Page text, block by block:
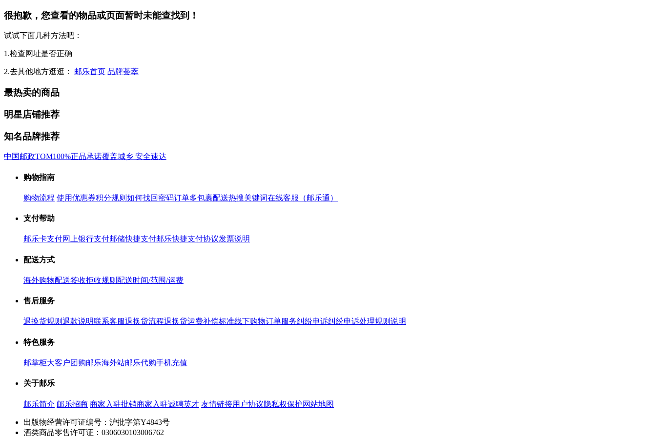
很抱歉，您查看的物品或页面暂时未能查找到！
试试下面几种方法吧：
1.检查网址是否正确
2.去其他地方逛逛： 邮乐首页 品牌荟萃
最热卖的商品
明星店铺推荐
知名品牌推荐
中国邮政TOM100%正品承诺覆盖城乡 安全速达
购物指南
购物流程 使用优惠券积分规则 如何找回密码订单多包裹配送热搜关键词在线客服（邮乐通）
支付帮助
邮乐卡支付网上银行支付邮储快捷支付邮乐快捷支付协议发票说明
配送方式
海外购物配送签收拒收规则 配送时间/范围/运费
售后服务
退换货规则 退款说明联系客服退换货流程退换货运费补偿标准线下购物订单服务纠纷申诉纠纷申诉处理规则说明
特色服务
邮掌柜大客户团购邮乐海外站邮乐代购手机充值
关于邮乐
邮乐简介 邮乐招商 商家入驻批销商家入驻诚聘英才 友情链接用户协议隐私权保护网站地图
出版物经营许可证编号：沪批字第Y4843号
酒类商品零售许可证：0306030103006762